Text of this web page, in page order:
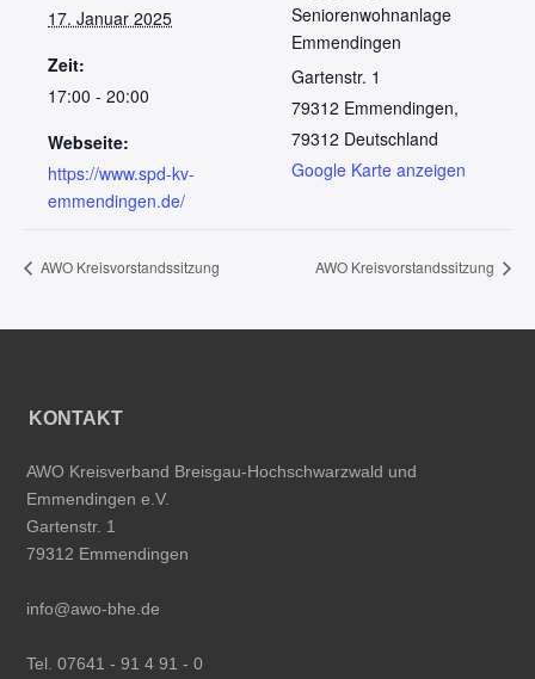
17. Januar 2025
Zeit:
17:00 - 20:00
Webseite:
https://www.spd-kv-
emmendingen.de/
Seniorenwohnanlage
Emmendingen
Gartenstr. 1
79312 Emmendingen,
79312 Deutschland
Google Karte anzeigen
AWO Kreisvorstandssitzung AWO Kreisvorstandssitzung
KONTAKT
AWO Kreisverband Breisgau-Hochschwarzwald und
Emmendingen e.V.
Gartenstr. 1
79312 Emmendingen
info@awo-bhe.de
Tel. 07641 - 91 4 91 - 0